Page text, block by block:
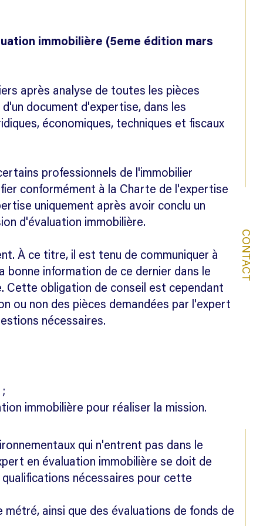
CONTACT
immobilière (5eme édition mars
après analyse de toutes les pièces
document d'expertise, dans les
économiques, techniques et fiscaux
professionnels de l'immobilier
conformément à la Charte de l'expertise
uniquement après avoir conclu un
d'évaluation immobilière.
À ce titre, il est tenu de communiquer à
information de ce dernier dans le
Cette obligation de conseil est cependant
ou non des pièces demandées par l'expert
nécessaires.
immobilière pour réaliser la mission.
qui n'entrent pas dans le
en évaluation immobilière se doit de
nécessaires pour cette
ainsi que des évaluations de fonds de